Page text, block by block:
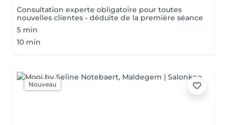
Consultation experte obligatoire pour toutes
nouvelles clientes - déduite de la première séance
5 min
10 min
Nouveau